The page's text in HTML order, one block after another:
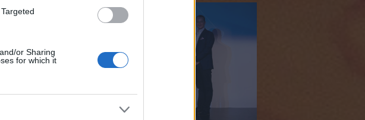
or Sharing
for which it